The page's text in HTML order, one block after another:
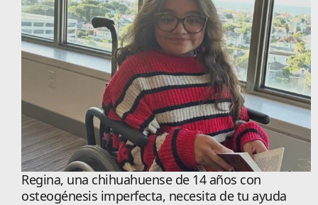
Regina, una chihuahuense de 14 años con
osteogénesis imperfecta, necesita de tu ayuda